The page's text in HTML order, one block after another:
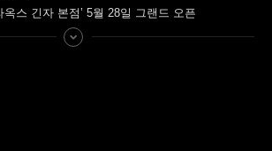
옥스 긴자 본점’ 5월 28일 그랜드 오픈